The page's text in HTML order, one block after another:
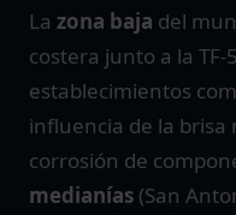
La zona baja del
costera junto a la
establecimientos
influencia de la brisa
corrosión de
medianías (San